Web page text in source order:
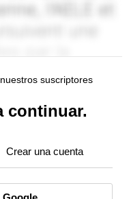
suscriptores
continuar.
Crear una cuenta